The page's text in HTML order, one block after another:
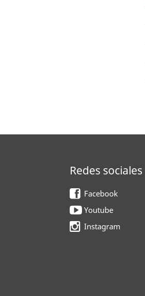
Redes sociales
Facebook
Youtube
Instagram